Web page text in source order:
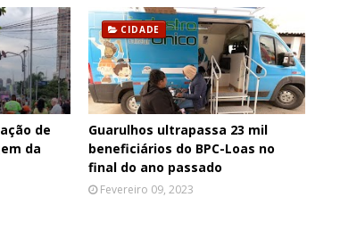
de
da
CIDADE
Guarulhos ultrapassa 23 mil
beneficiários do BPC-Loas no
final do ano passado
Fevereiro 09, 2023